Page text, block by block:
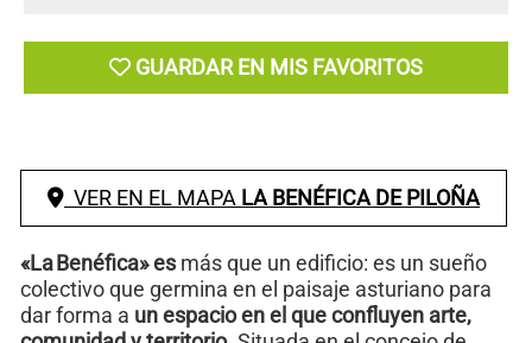
GUARDAR EN MIS FAVORITOS
VER EN EL MAPA LA BENÉFICA DE PILOÑA
«La Benéfica» esmás que un edificio: es un sueño
colectivo que germina en el paisaje asturiano para
dar forma a un espacio en el que confluyen arte,